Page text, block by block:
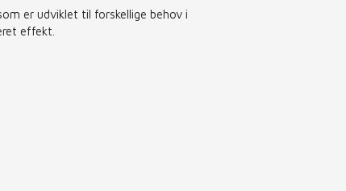
er udviklet til forskellige behov i
effekt.